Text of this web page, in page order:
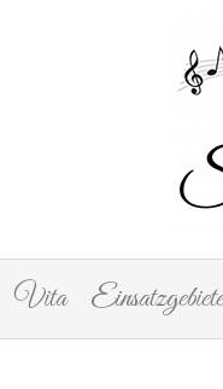
Vita Einsatzgebiete